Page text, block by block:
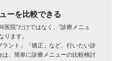
ーを比較できる
医院”だけではなく、”診療メニュ
ります。
ラント」「矯正」など、行いたい診
、簡単に診療メニューの比較検討